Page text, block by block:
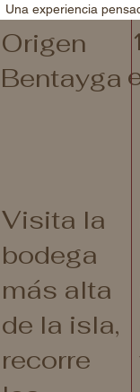
Una experiencia
Origen
Bentayga
Visita la
bodega
más alta
de la isla,
recorre